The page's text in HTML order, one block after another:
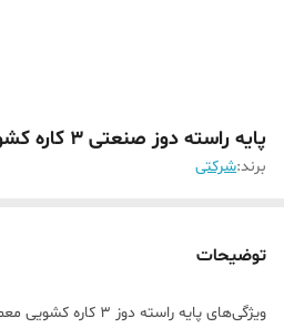
پایه راسته دوز صنعتی 3 کاره کشویی معمولی
برند:شرکتی
توضیحات
ویژگی‌های پایه راسته دوز 3 کاره کشویی معمولی